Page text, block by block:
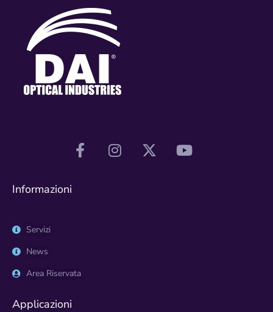
Informazioni
Servizi
News
Area Riservata
Applicazioni